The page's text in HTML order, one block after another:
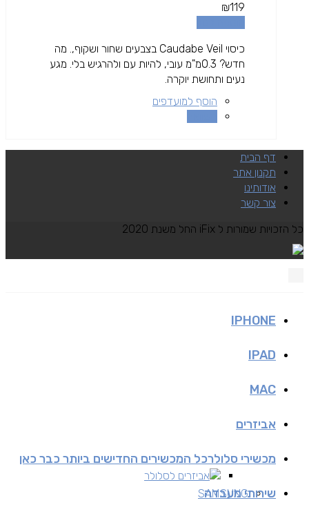
₪119
כיסוי Caudabe Veil בצבעים שחור ושקוף,. מה
חדש? 0.3מ"מ עובי, להיות עם ולהרגיש בלי. מגע
נעים ותחושת יוקרה.
הוסף למועדפים
דף הבית
תקנון אתר
אודותינו
צור קשר
כל הזכויות שמורות ל iFix החל משנת 2020
IPHONE
IPAD
MAC
אביזרים
אביזרים לסלולר
מכשירי סלולרכל המכשירים החדישים ביותר כבר כאן
SAMSUNG
שירותי מעבדה